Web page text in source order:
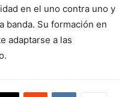
en el uno contra uno y
banda. Su formación en
adaptarse a las